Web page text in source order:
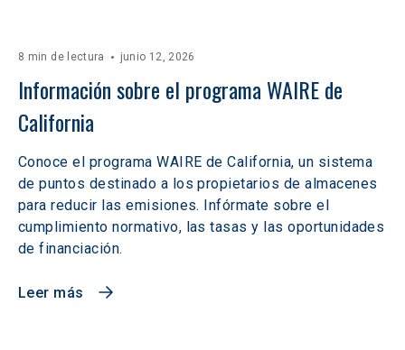
8 min de lectura junio 12, 2026
Información sobre el programa WAIRE de
California
Conoce el programa WAIRE de California, un sistema
de puntos destinado a los propietarios de almacenes
para reducir las emisiones. Infórmate sobre el
cumplimiento normativo, las tasas y las oportunidades
de financiación.
Leer más